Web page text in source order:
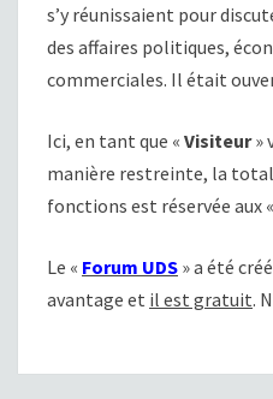
s’y réunissaient pour
des affaires politiques,
commerciales. Il était
Ici, en tant que « Visiteur»
manière restreinte, la
fonctions est réservée aux
Le « Forum UDS » a été
avantage et il est gratuit.